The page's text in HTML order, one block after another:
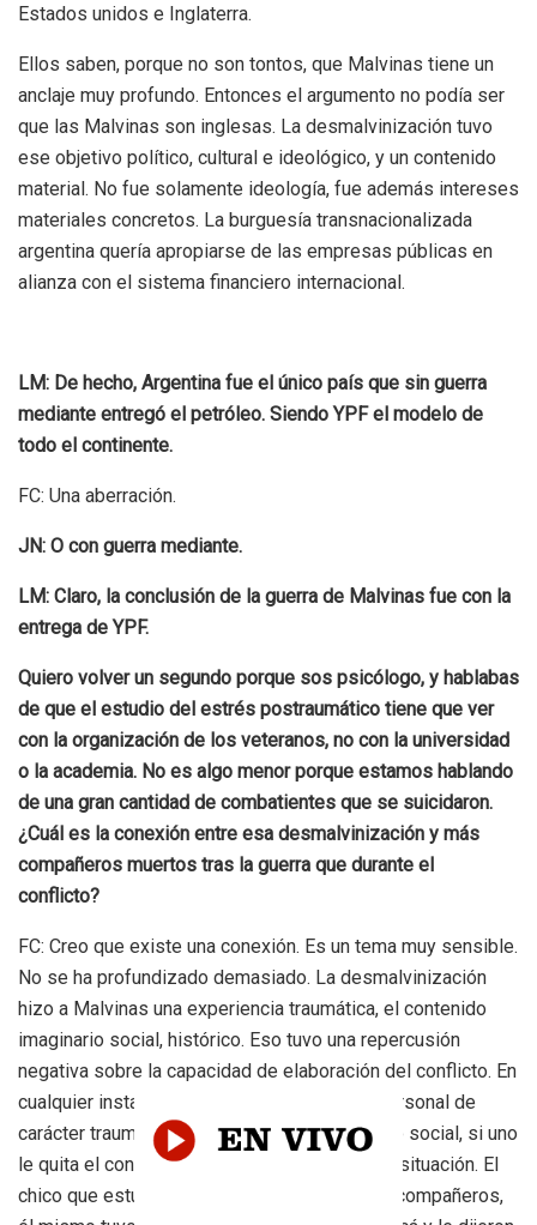
Estados unidos e Inglaterra.
Ellos saben, porque no son tontos, que Malvinas tiene un
anclaje muy profundo. Entonces el argumento no podía ser
que las Malvinas son inglesas. La desmalvinización tuvo
ese objetivo político, cultural e ideológico, y un contenido
material. No fue solamente ideología, fue además intereses
materiales concretos. La burguesía transnacionalizada
argentina quería apropiarse de las empresas públicas en
alianza con el sistema financiero internacional.
LM: De hecho, Argentina fue el único país que sin guerra
mediante entregó el petróleo. Siendo YPF el modelo de
todo el continente.
FC: Una aberración.
JN: O con guerra mediante.
LM: Claro, la conclusión de la guerra de Malvinas fue con la
entrega de YPF.
Quiero volver un segundo porque sos psicólogo, y hablabas
de que el estudio del estrés postraumático tiene que ver
con la organización de los veteranos, no con la universidad
o la academia. No es algo menor porque estamos hablando
de una gran cantidad de combatientes que se suicidaron.
¿Cuál es la conexión entre esa desmalvinización y más
compañeros muertos tras la guerra que durante el
conflicto?
FC: Creo que existe una conexión. Es un tema muy sensible.
No se ha profundizado demasiado. La desmalvinización
hizo a Malvinas una experiencia traumática, el contenido
imaginario social, histórico. Eso tuvo una repercusión
negativa sobre la capacidad de elaboración del conflicto. En
cualquier instancia, en cualquier fenómeno personal de
carácter traumático, cuando tiene un contenido social, si uno
le quita el contenido social está agravando la situación. El
chico que estuvo en la guerra vio morir a sus compañeros,